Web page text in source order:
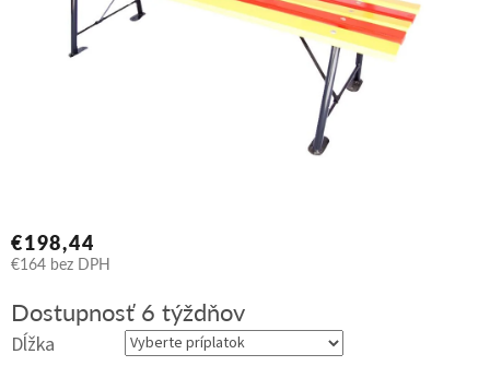
€198,44
€164 bez DPH
cena:
Dostupnosť 6 týždňov
Dĺžka